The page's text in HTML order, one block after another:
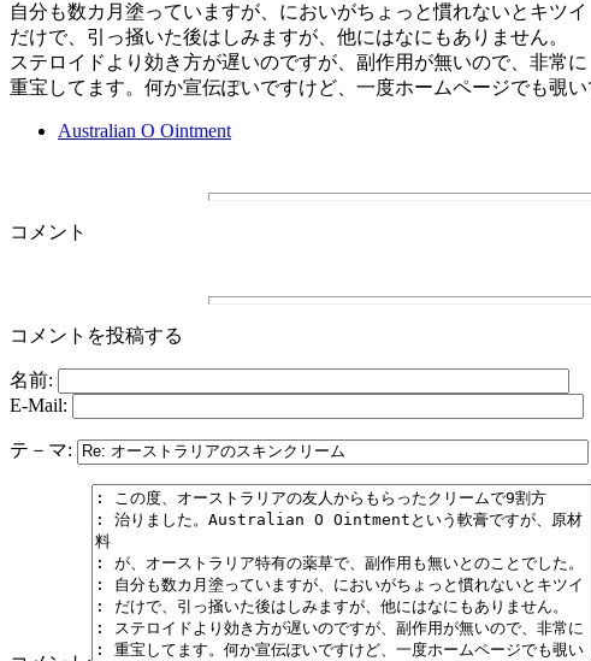
自分も数カ月塗っていますが、においがちょっと慣れないとキツイ
だけで、引っ掻いた後はしみますが、他にはなにもありません。
ステロイドより効き方が遅いのですが、副作用が無いので、非常に
重宝してます。何か宣伝ぽいですけど、一度ホームページでも覗い
Australian O Ointment
コメント
コメントを投稿する
名前:
E-Mail:
テ－マ: